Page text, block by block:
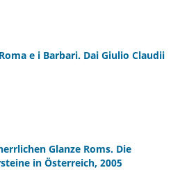
e i Barbari. Dai Giulio Claudii
Glanze Roms. Die
in Österreich, 2005